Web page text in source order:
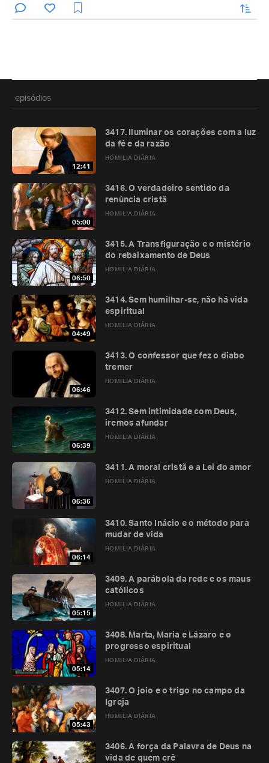
enviar
episódios
12:41
HOMILIA DIÁRIA
3417. Iluminar os corações com a luz
da fé e da razão
05:00
HOMILIA DIÁRIA
3416. O verdadeiro sentido da
renúncia cristã
06:50
HOMILIA DIÁRIA
3415. A Transfiguração e o mistério
do rebaixamento de Deus
04:49
HOMILIA DIÁRIA
3414. Sem humilhar-se, não há vida
espiritual
06:46
HOMILIA DIÁRIA
3413. O confessor que fez o diabo
tremer
06:39
HOMILIA DIÁRIA
3412. Sem intimidade com Deus,
iremos afundar
06:36
HOMILIA DIÁRIA
3411. A moral cristã e a Lei do amor
06:14
HOMILIA DIÁRIA
3410. Santo Inácio e o método para
mudar de vida
05:15
HOMILIA DIÁRIA
3409. A parábola da rede e os maus
católicos
05:14
HOMILIA DIÁRIA
3408. Marta, Maria e Lázaro e o
progresso espiritual
05:43
HOMILIA DIÁRIA
3407. O joio e o trigo no campo da
Igreja
3406. A força da Palavra de Deus na
vida de quem crê